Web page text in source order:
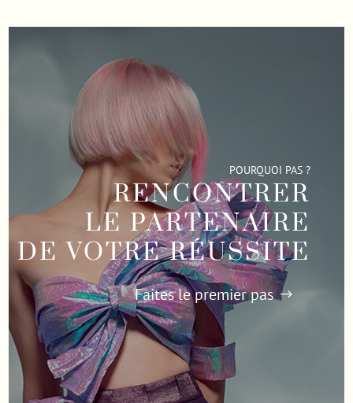
POURQUOI PAS ?
RENCONTRER
LE PARTENAIRE
DE VOTRE RÉUSSITE
Faites le premier pas